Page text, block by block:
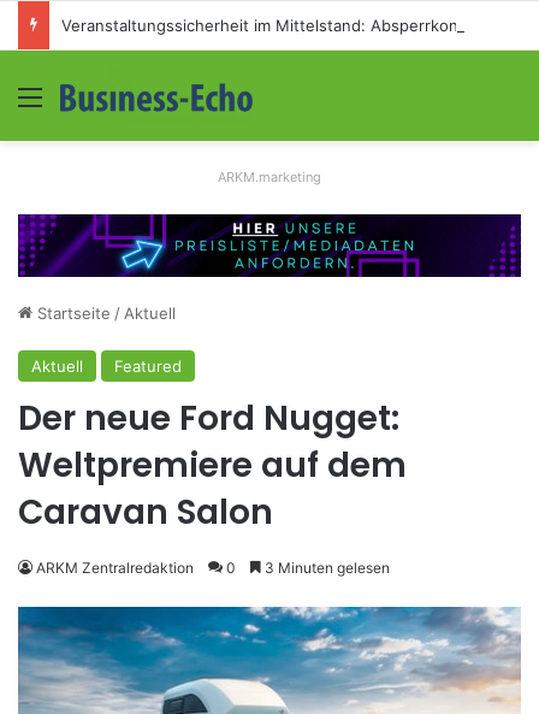
Menü
ARKM.marketing
Startseite / Aktuell
Aktuell Featured
Der neue Ford Nugget:
Weltpremiere auf dem
Caravan Salon
ARKM Zentralredaktion 0 3 Minuten gelesen